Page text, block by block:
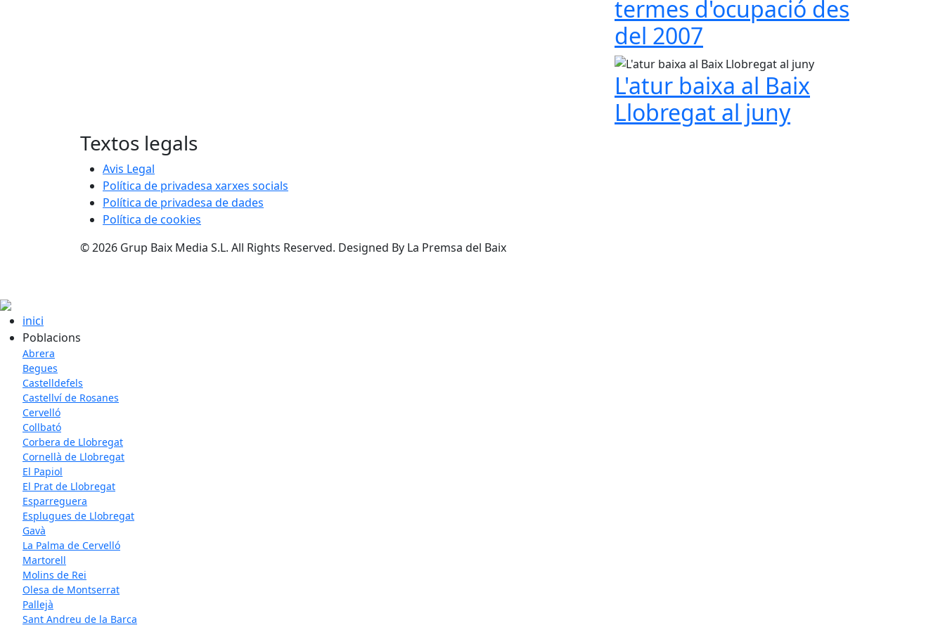
termes d'ocupació des
del 2007
L'atur baixa al Baix
Llobregat al juny
Textos legals
Avis Legal
Política de privadesa xarxes socials
Política de privadesa de dades
Política de cookies
© 2026 Grup Baix Media S.L. All Rights Reserved. Designed By La Premsa del Baix
inici
Poblacions
Abrera
Begues
Castelldefels
Castellví de Rosanes
Cervelló
Collbató
Corbera de Llobregat
Cornellà de Llobregat
El Papiol
El Prat de Llobregat
Esparreguera
Esplugues de Llobregat
Gavà
La Palma de Cervelló
Martorell
Molins de Rei
Olesa de Montserrat
Pallejà
Sant Andreu de la Barca